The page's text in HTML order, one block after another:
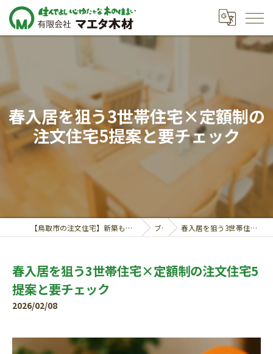
春入居を狙う3世帯住宅×定額制の
注文住宅5提案と要チェック
【鳥取市の注文住宅】新築も対応の工務店｜価格相談受付中｜有限会社マエタ木材 ブログ 春入居を狙う3世帯住宅×定額制の注文住宅5提案と要チェック
春入居を狙う3世帯住宅×定額制の注文住宅5
提案と要チェック
2026/02/08